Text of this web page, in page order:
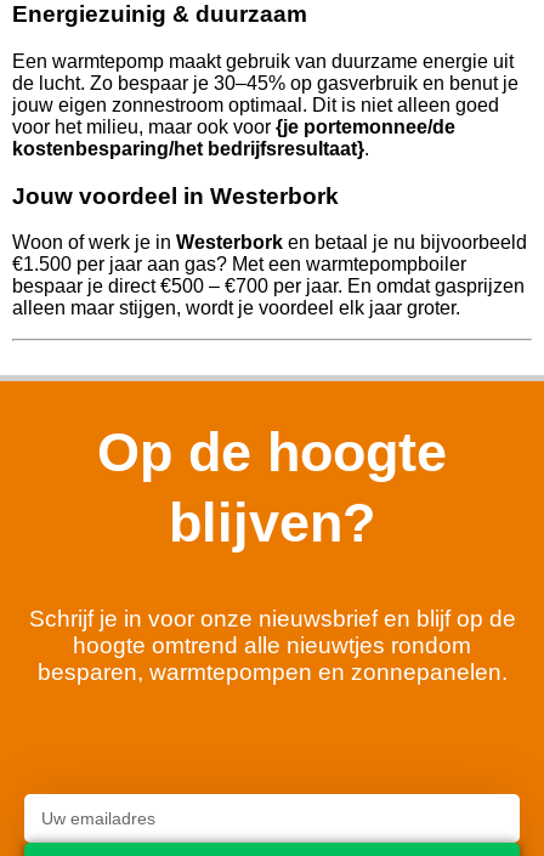
Energiezuinig & duurzaam
Een warmtepomp maakt gebruik van duurzame energie uit
de lucht. Zo bespaar je 30–45% op gasverbruik en benut je
jouw eigen zonnestroom optimaal. Dit is niet alleen goed
voor het milieu, maar ook voor {je portemonnee/de
kostenbesparing/het bedrijfsresultaat}.
Jouw voordeel in Westerbork
Woon of werk je in Westerbork en betaal je nu bijvoorbeeld
€1.500 per jaar aan gas? Met een warmtepompboiler
bespaar je direct €500 – €700 per jaar. En omdat gasprijzen
alleen maar stijgen, wordt je voordeel elk jaar groter.
Op de hoogte
blijven?
Schrijf je in voor onze nieuwsbrief en blijf op de
hoogte omtrend alle nieuwtjes rondom
besparen, warmtepompen en zonnepanelen.